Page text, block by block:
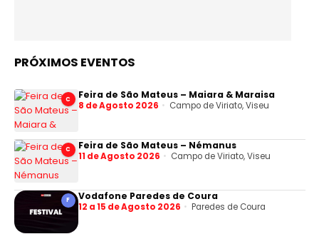
PRÓXIMOS EVENTOS
C Feira de São Mateus – Maiara & Maraisa
8 de Agosto 2026 Campo de Viriato, Viseu
C Feira de São Mateus – Némanus
11 de Agosto 2026 Campo de Viriato, Viseu
F Vodafone Paredes de Coura
12 a 15 de Agosto 2026 Paredes de Coura